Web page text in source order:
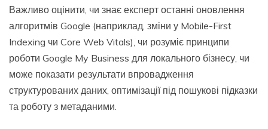
Важливо оцінити, чи знає експерт останні оновлення
алгоритмів Google (наприклад, зміни у Mobile-First
Indexing чи Core Web Vitals), чи розуміє принципи
роботи Google My Business для локального бізнесу, чи
може показати результати впровадження
структурованих даних, оптимізації під пошукові підказки
та роботу з метаданими.